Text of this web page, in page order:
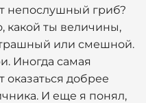
непослушный гриб?
какой ты величины,
или смешной.
Иногда самая
оказаться добрее
И еще я понял,